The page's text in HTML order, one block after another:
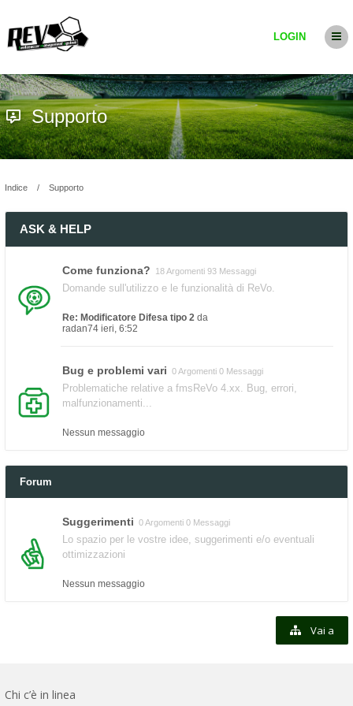
LOGIN
Supporto
Indice Supporto
ASK & HELP
Come funziona? 18 Argomenti 93 Messaggi
Domande sull'utilizzo e le funzionalità di ReVo.
Re: Modificatore Difesa tipo 2 da
radan74 ieri, 6:52
Bug e problemi vari 0 Argomenti 0 Messaggi
Problematiche relative a fmsReVo 4.xx. Bug, errori,
malfunzionamenti...
Nessun messaggio
Forum
Suggerimenti 0 Argomenti 0 Messaggi
Lo spazio per le vostre idee, suggerimenti e/o eventuali
ottimizzazioni
Nessun messaggio
Vai a
Chi c’è in linea